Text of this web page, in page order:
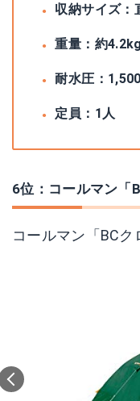
収納サイズ：
重量：約4.2kg
耐水圧：
定員：1人
6位：コールマン「
コールマン「BCク